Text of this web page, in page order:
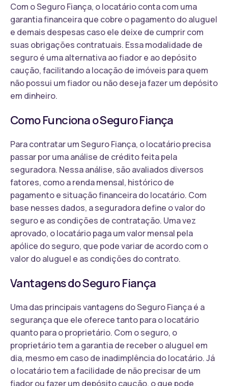
Com o Seguro Fiança, o locatário conta com uma
garantia financeira que cobre o pagamento do aluguel
e demais despesas caso ele deixe de cumprir com
suas obrigações contratuais. Essa modalidade de
seguro é uma alternativa ao fiador e ao depósito
caução, facilitando a locação de imóveis para quem
não possui um fiador ou não deseja fazer um depósito
em dinheiro.
Como Funciona o Seguro Fiança
Para contratar um Seguro Fiança, o locatário precisa
passar por uma análise de crédito feita pela
seguradora. Nessa análise, são avaliados diversos
fatores, como a renda mensal, histórico de
pagamento e situação financeira do locatário. Com
base nesses dados, a seguradora define o valor do
seguro e as condições de contratação. Uma vez
aprovado, o locatário paga um valor mensal pela
apólice do seguro, que pode variar de acordo com o
valor do aluguel e as condições do contrato.
Vantagens do Seguro Fiança
Uma das principais vantagens do Seguro Fiança é a
segurança que ele oferece tanto para o locatário
quanto para o proprietário. Com o seguro, o
proprietário tem a garantia de receber o aluguel em
dia, mesmo em caso de inadimplência do locatário. Já
o locatário tem a facilidade de não precisar de um
fiador ou fazer um depósito caução, o que pode